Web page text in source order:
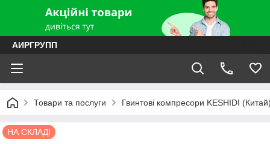
АИРГРУПП
Товари та послуги Гвинтові компресори KESHIDI
НА СКЛАДІ